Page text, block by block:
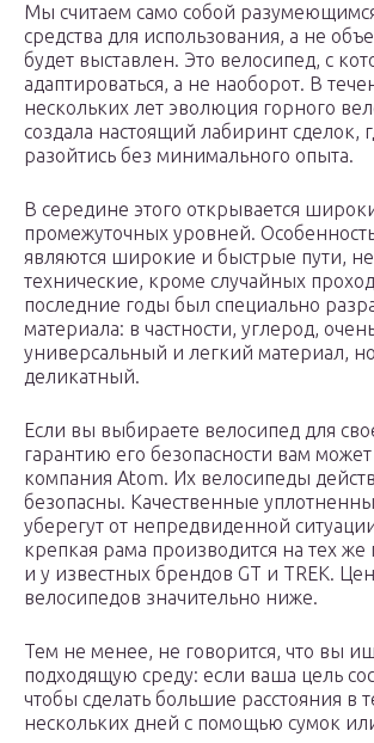
Мы считаем само собой
средства для использования, а не
будет выставлен. Это велосипед, с
адаптироваться, а не наоборот. В
нескольких лет эволюция горного
создала настоящий лабиринт сделок,
разойтись без минимального опыта.
В середине этого открывается
промежуточных уровней.
являются широкие и быстрые пути,
технические, кроме случайных
последние годы был специально
материала: в частности, углерод,
универсальный и легкий материал,
деликатный.
Если вы выбираете велосипед для
гарантию его безопасности вам
компания Atom. Их велосипеды
безопасны. Качественные
уберегут от непредвиденной
крепкая рама производится на тех же
и у известных брендов GT и TREK.
велосипедов значительно ниже.
Тем не менее, не говорится, что вы
подходящую среду: если ваша цель
чтобы сделать большие расстояния в
нескольких дней с помощью сумок